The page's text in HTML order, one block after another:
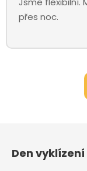
přes noc.
Den